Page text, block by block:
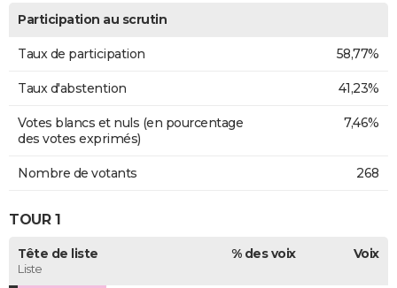
Participation au scrutin
Taux de participation 58,77%
Taux d'abstention 41,23%
Votes blancs et nuls (en pourcentage
des votes exprimés)
7,46%
Nombre de votants 268
TOUR 1
Tête de liste
Liste
% des voix Voix